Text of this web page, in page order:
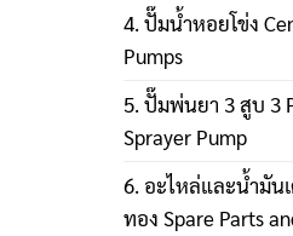
4. ปั๊มน้ำหอยโข่ง
Pumps
5. ปั๊มพ่นยา 3 สูบ 3
Sprayer Pump
6. อะไหล่และน้ำมัน
ทอง Spare Parts